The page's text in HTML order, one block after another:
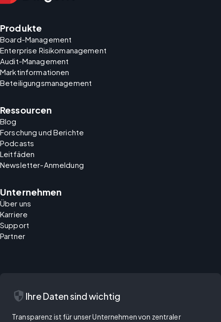
Produkte
Board-Management
Enterprise Risikomanagement
Audit-Management
Marktinformationen
Beteiligungsmanagement
Ressourcen
Blog
Forschung und Berichte
Podcasts
Leitfäden
Newsletter-Anmeldung
Unternehmen
Über uns
Karriere
Support
Partner
security Ihre Daten sind wichtig
Transparenz ist für unser Unternehmen von zentraler